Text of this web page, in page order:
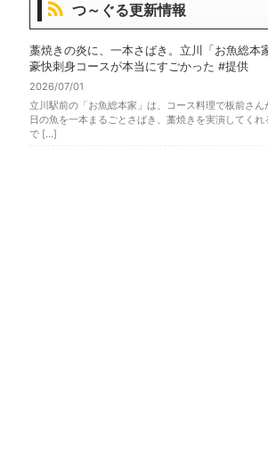
つ～ぐる更新情報
藁焼きの炎に、一本さばき。立川「お魚総本
豪快刺身コースが本当にすごかった #提供
2026/07/01
立川駅前の「お魚総本家」は、コース料理で板前さん
日の魚を一本まるごとさばき、藁焼きを実演してくれ
で […]